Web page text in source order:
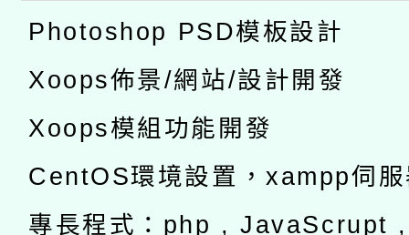
Photoshop PSD模板設計
Xoops佈景/網站/設計開發
Xoops模組功能開發
CentOS環境設置，xampp伺
專長程式：php , JavaScrupt